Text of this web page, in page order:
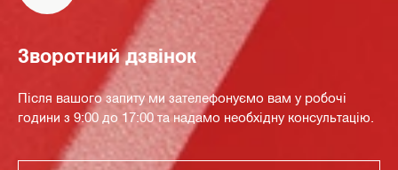
Зворотний дзвінок
Після вашого запиту ми зателефонуємо вам у робочі
години з 9:00 до 17:00 та надамо необхідну консультацію.